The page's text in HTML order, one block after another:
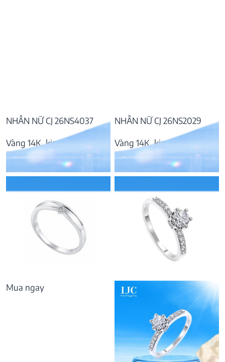
NHẪN NỮ CJ 26NS4037
Vàng 14K, kim cương
11.556.000₫
NHẪN NỮ CJ 26NS2029
Vàng 14K, kim cương
23.590.000₫
Mua ngay